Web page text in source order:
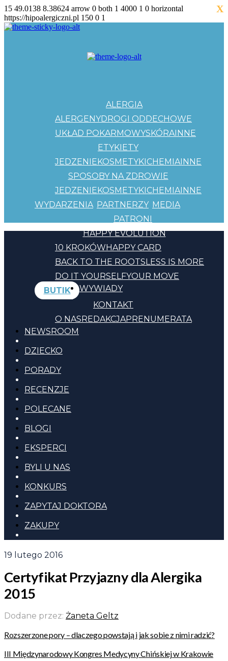
15 49.0138 8.38624 arrow 0 both 1 4000 1 0 horizontal
https://hipoalergiczni.pl 150 0 1
ALERGIA
ALERGENYDROGI ODDECHOWE
UKŁAD POKARMOWYSKÓRAINNE
ETYKIETY
JEDZENIEKOSMETYKICHEMIAINNE
SPOSOBY NA ZDROWIE
JEDZENIEKOSMETYKICHEMIAINNE
WYDARZENIA PARTNERZY
PATRONI
MEDIA
HAPPY EVOLUTION
10 KROKÓWHAPPY CARD
BACK TO THE ROOTSLESS IS MORE
DO IT YOURSELFYOUR MOVE
BUTIK
KONTAKT
O NASREDAKCJAPRENUMERATA
WYWIADY
NEWSROOM
DZIECKO
PORADY
RECENZJE
POLECANE
BLOGI
EKSPERCI
BYLI U NAS
KONKURS
ZAPYTAJ DOKTORA
ZAKUPY
19 lutego 2016
Certyfikat Przyjazny dla Alergika
2015
Dodane przez: Żaneta Geltz
Rozszerzone pory – dlaczego powstają i jak sobie z nimi radzić?
III Międzynarodowy Kongres Medycyny Chińskiej w Krakowie
X